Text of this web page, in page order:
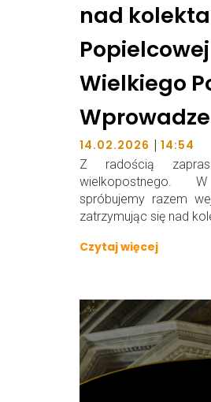
nad
Wielkiego
14.02.2026 | 14:54
Z radością
wielkopostnego.
spróbujemy razem
zatrzymując się nad
Czytaj więcej